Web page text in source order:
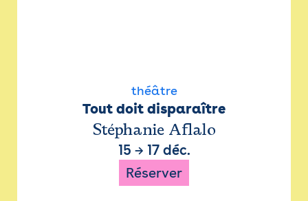
théâtre
Tout doit disparaître
Stéphanie Aflalo
15 → 17 déc.
Réserver